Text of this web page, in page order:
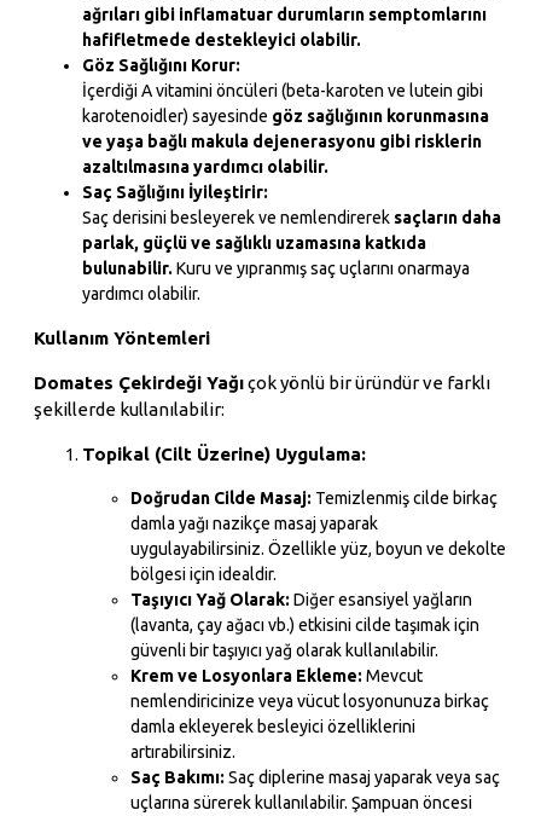
ağrıları gibi inflamatuar durumların semptomlarını
hafifletmede destekleyici olabilir.
Göz Sağlığını Korur:
İçerdiği A vitamini öncüleri (beta-karoten ve lutein gibi
karotenoidler) sayesinde göz sağlığının korunmasına
ve yaşa bağlı makula dejenerasyonu gibi risklerin
azaltılmasına yardımcı olabilir.
Saç Sağlığını İyileştirir:
Saç derisini besleyerek ve nemlendirerek saçların daha
parlak, güçlü ve sağlıklı uzamasına katkıda
bulunabilir. Kuru ve yıpranmış saç uçlarını onarmaya
yardımcı olabilir.
Kullanım Yöntemleri
Domates Çekirdeği Yağıçok yönlü bir üründür ve farklı
şekillerde kullanılabilir:
Topikal (Cilt Üzerine) Uygulama:
Doğrudan Cilde Masaj: Temizlenmiş cilde birkaç
damla yağı nazikçe masaj yaparak
uygulayabilirsiniz. Özellikle yüz, boyun ve dekolte
bölgesi için idealdir.
Taşıyıcı Yağ Olarak: Diğer esansiyel yağların
(lavanta, çay ağacı vb.) etkisini cilde taşımak için
güvenli bir taşıyıcı yağ olarak kullanılabilir.
Krem ve Losyonlara Ekleme: Mevcut
nemlendiricinize veya vücut losyonunuza birkaç
damla ekleyerek besleyici özelliklerini
artırabilirsiniz.
Saç Bakımı: Saç diplerine masaj yaparak veya saç
uçlarına sürerek kullanılabilir. Şampuan öncesi